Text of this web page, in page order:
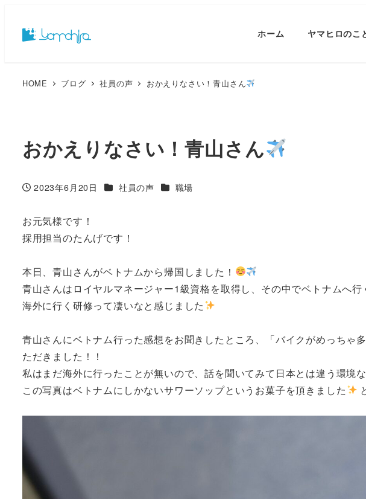
ホーム ヤマヒロのこ
HOME ブログ 社員の声 おかえりなさい！青山さん
おかえりなさい！青山さん
投稿日
2023年6月20日 カテゴリー
社員の声 カテゴリー
職場
お元気様です！
採用担当のたんげです！
本日、青山さんがベトナムから帰国しました！
青山さんはロイヤルマネージャー1級資格を取得し、その中でベトナムへ
海外に行く研修って凄いなと感じました
青山さんにベトナム行った感想をお聞きしたところ、「バイクがめっちゃ
ただきました！！
私はまだ海外に行ったことが無いので、話を聞いてみて日本とは違う環境
この写真はベトナムにしかないサワーソップというお菓子を頂きました